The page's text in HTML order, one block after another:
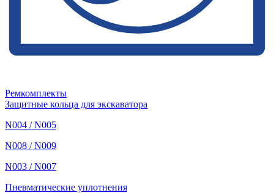
Ремкомплекты
Защитные кольца для экскаватора
N004 / N005
N008 / N009
N003 / N007
Пневматические уплотнения